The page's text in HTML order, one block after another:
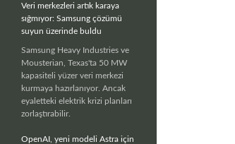
Veri merkezleri artık karaya
sığmıyor: Samsung çözümü
suyun üzerinde buldu
Samsung Heavy Industries ve
Mousterian, Texas'ta 50 MW
kapasiteli yüzer veri merkezi
kurmaya hazırlanıyor. Ancak
eyaletteki elektrik krizi planları
zorlaştırabilir.
OpenAI, yeni modeli Astra için